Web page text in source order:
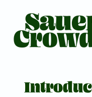
content